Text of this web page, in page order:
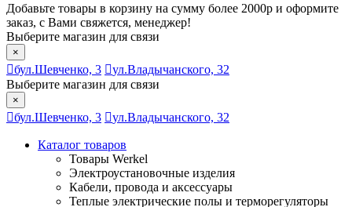
Добавьте товары в корзину на сумму более 2000р и оформите
заказ, с Вами свяжется, менеджер!
Выберите магазин для связи
×
бул.Шевченко, 3
ул.Владычанского, 32
Выберите магазин для связи
×
бул.Шевченко, 3 ул.Владычанского, 32
Каталог товаров
Товары Werkel
Электроустановочные изделия
Кабели, провода и аксессуары
Теплые электрические полы и терморегуляторы